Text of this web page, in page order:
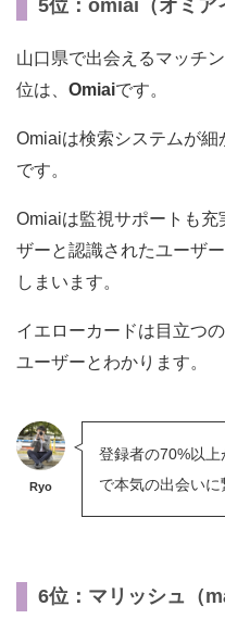
5位：omiai（オミア
山口県で出会えるマッチ
位は、 Omiaiです。
Omiaiは検索システムが
です。
Omiaiは監視サポートも
ザーと認識されたユーザ
しまいます。
イエローカードは目立つ
ユーザーとわかります。
Ryo
登録者の70%以
で本気の出会いに
6位：マリッシュ（